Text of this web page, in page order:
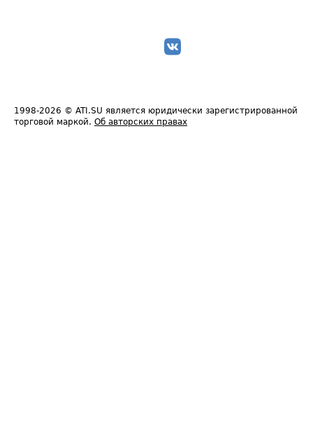
1998-2026 © ATI.SU является юридически зарегистрированной
торговой маркой. Об авторских правах